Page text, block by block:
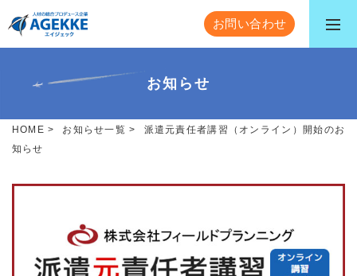
お問い合わせ
お知らせ
HOME > お知らせ一覧 >
派遣元責任者講習（オンライン）開始のお
知らせ